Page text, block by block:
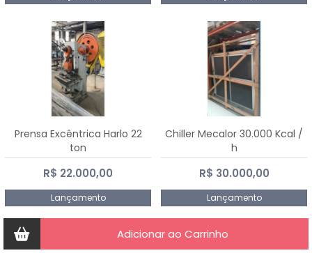
Prensa Excêntrica Harlo 22
ton
R$ 22.000,00
Lançamento
Chiller Mecalor 30.000 Kcal /
h
R$ 30.000,00
Lançamento
Adicionar ao Carrinho